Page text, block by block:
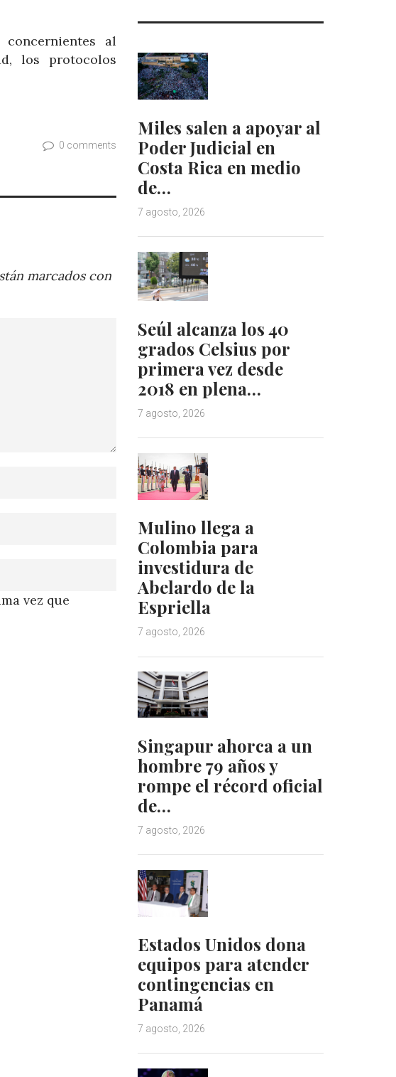
al
los protocolos
0 comments
marcados con
vez que
Miles salen a apoyar al
Poder Judicial en
Costa Rica en medio
de…
7 agosto, 2026
Seúl alcanza los 40
grados Celsius por
primera vez desde
2018 en plena…
7 agosto, 2026
Mulino llega a
Colombia para
investidura de
Abelardo de la
Espriella
7 agosto, 2026
Singapur ahorca a un
hombre 79 años y
rompe el récord oficial
de…
7 agosto, 2026
Estados Unidos dona
equipos para atender
contingencias en
Panamá
7 agosto, 2026